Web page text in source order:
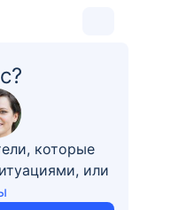
которые
или